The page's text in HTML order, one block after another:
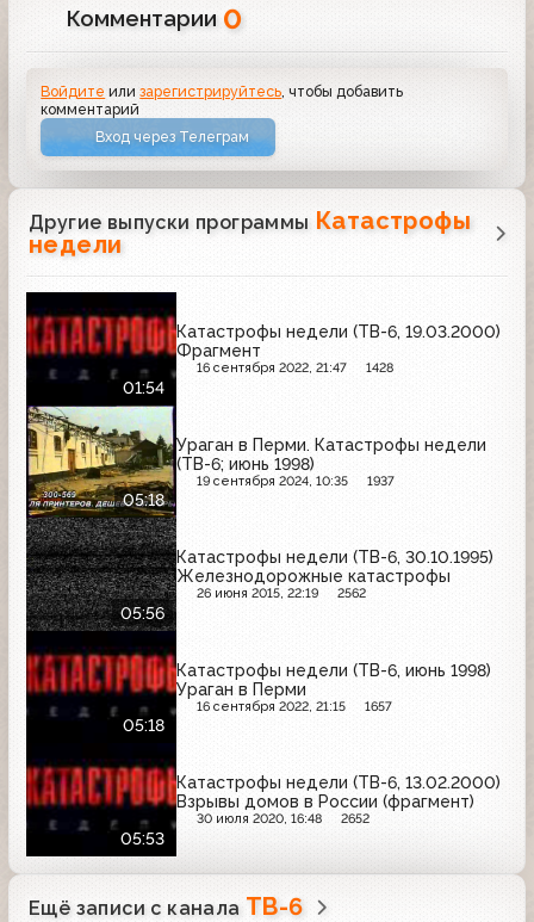
Комментарии 0
Войдите илизарегистрируйтесь , чтобы добавить
комментарий
Вход через Телеграм
Другие выпуски программы Катастрофы
недели
01:54
Катастрофы недели (ТВ-6, 19.03.2000)
Фрагмент
16 сентября 2022, 21:47 1428
05:18
Ураган в Перми. Катастрофы недели
(ТВ-6; июнь 1998)
19 сентября 2024, 10:35 1937
05:56
Катастрофы недели (ТВ-6, 30.10.1995)
Железнодорожные катастрофы
26 июня 2015, 22:19 2562
05:18
Катастрофы недели (ТВ-6, июнь 1998)
Ураган в Перми
16 сентября 2022, 21:15 1657
05:53
Катастрофы недели (ТВ-6, 13.02.2000)
Взрывы домов в России (фрагмент)
30 июля 2020, 16:48 2652
Ещё записи с канала ТВ-6